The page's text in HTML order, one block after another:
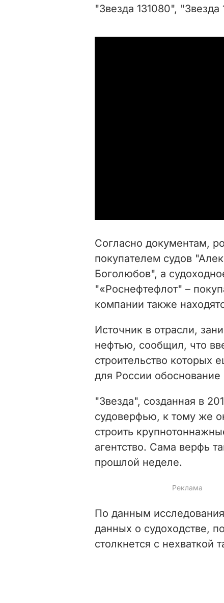
"Звезда 131080",
Согласно документам,
покупателем судов
Боголюбов", а
"«Роснефтефлот" –
компании также
Источник в отрасли,
нефтью, сообщил, что
строительство которых
для России обоснование
"Звезда", созданная в
судоверфью, к тому же
строить
агентство. Сама верфь
прошлой неделе.
По данным
данных о судоходстве,
столкнется с нехваткой